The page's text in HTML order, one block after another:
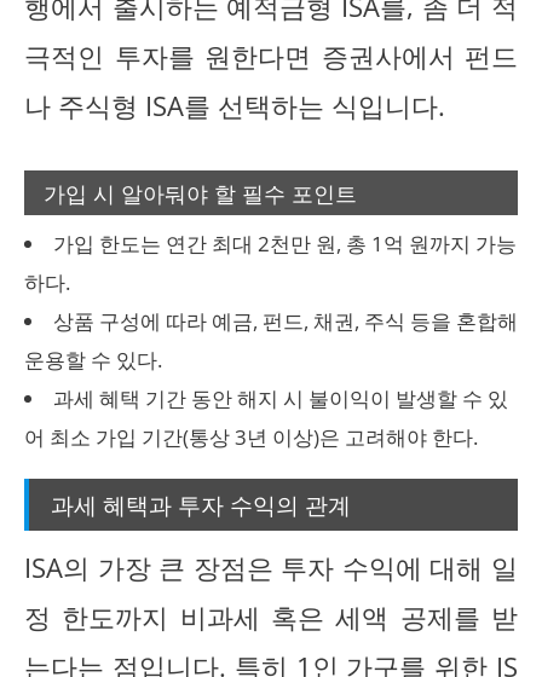
행에서 출시하는 예적금형 ISA를, 좀 더 적
극적인 투자를 원한다면 증권사에서 펀드
나 주식형 ISA를 선택하는 식입니다.
가입 시 알아둬야 할 필수 포인트
가입 한도는 연간 최대 2천만 원, 총 1억 원까지 가능
하다.
상품 구성에 따라 예금, 펀드, 채권, 주식 등을 혼합해
운용할 수 있다.
과세 혜택 기간 동안 해지 시 불이익이 발생할 수 있
어 최소 가입 기간(통상 3년 이상)은 고려해야 한다.
과세 혜택과 투자 수익의 관계
ISA의 가장 큰 장점은 투자 수익에 대해 일
정 한도까지 비과세 혹은 세액 공제를 받
는다는 점입니다. 특히 1인 가구를 위한 IS